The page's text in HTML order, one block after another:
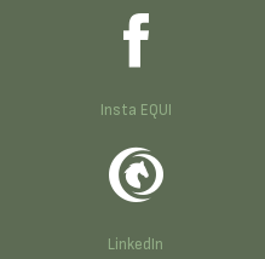
Insta EQUI
LinkedIn